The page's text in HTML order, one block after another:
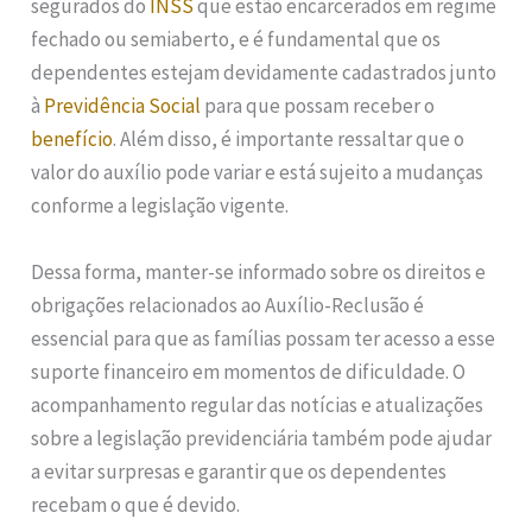
segurados do INSSque estão encarcerados em regime
fechado ou semiaberto, e é fundamental que os
dependentes estejam devidamente cadastrados junto
à Previdência Social para que possam receber o
benefício. Além disso, é importante ressaltar que o
valor do auxílio pode variar e está sujeito a mudanças
conforme a legislação vigente.
Dessa forma, manter-se informado sobre os direitos e
obrigações relacionados ao Auxílio-Reclusão é
essencial para que as famílias possam ter acesso a esse
suporte financeiro em momentos de dificuldade. O
acompanhamento regular das notícias e atualizações
sobre a legislação previdenciária também pode ajudar
a evitar surpresas e garantir que os dependentes
recebam o que é devido.